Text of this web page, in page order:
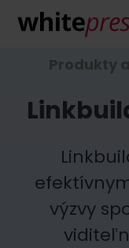
Produkty
výzvy